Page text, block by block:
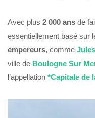
Avec plus 2 000 ans de
essentiellement basé sur
empereurs, comme
ville de Boulogne Sur
l’appellation *Capitale de